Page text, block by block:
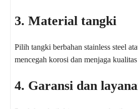
3. Material tangki
Pilih tangki berbahan stainless steel
mencegah korosi dan menjaga kualitas
4. Garansi dan